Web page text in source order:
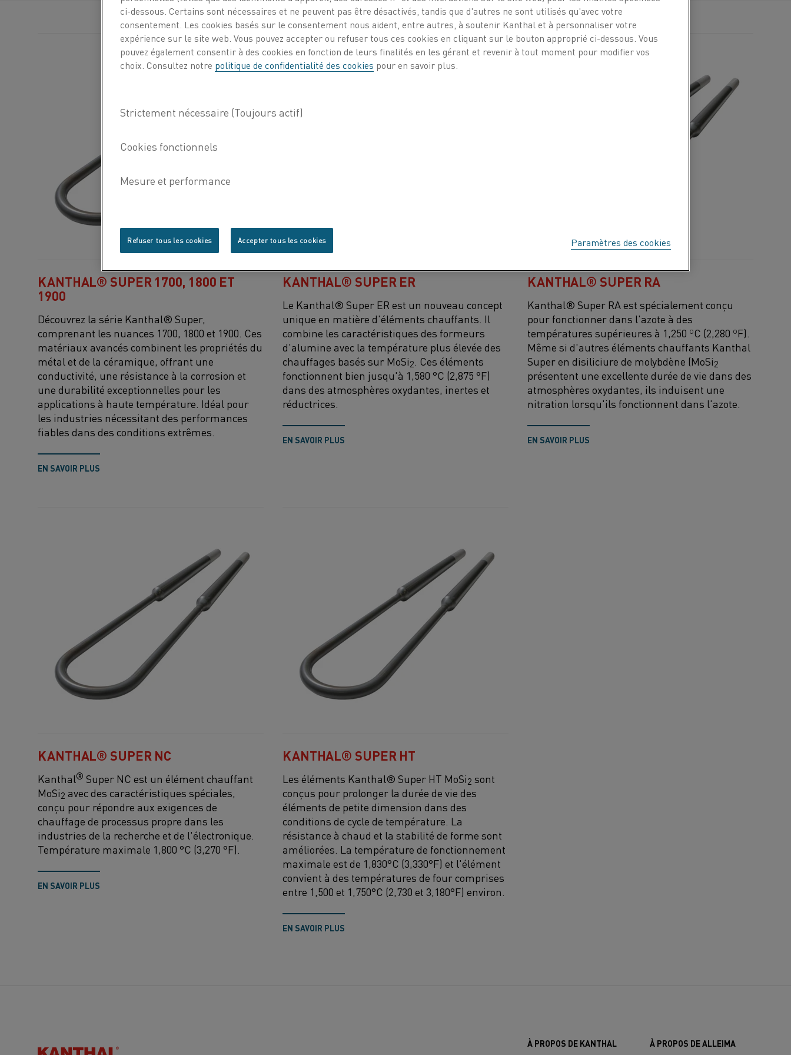
KANTHAL® SUPER 1700, 1800 ET
1900
Découvrez la série Kanthal® Super,
comprenant les nuances 1700, 1800 et 1900. Ces
matériaux avancés combinent les propriétés du
métal et de la céramique, offrant une
conductivité, une résistance à la corrosion et
une durabilité exceptionnelles pour les
applications à haute température. Idéal pour
les industries nécessitant des performances
fiables dans des conditions extrêmes.
EN SAVOIR PLUS
KANTHAL® SUPER ER
Le Kanthal® Super ER est un nouveau concept
unique en matière d'éléments chauffants. Il
combine les caractéristiques des formeurs
d'alumine avec la température plus élevée des
chauffages basés sur MoSi2 . Ces éléments
fonctionnent bien jusqu'à 1,580 °C (2,875 °F)
dans des atmosphères oxydantes, inertes et
réductrices.
EN SAVOIR PLUS
KANTHAL® SUPER RA
Kanthal® Super RA est spécialement conçu
pour fonctionner dans l'azote à des
températures supérieures à 1,250 ºC (2,280 ºF).
Même si d'autres éléments chauffants Kanthal
Super en disiliciure de molybdène (MoSi2
présentent une excellente durée de vie dans des
atmosphères oxydantes, ils induisent une
nitration lorsqu'ils fonctionnent dans l'azote.
EN SAVOIR PLUS
KANTHAL® SUPER NC
Kanthal® Super NC est un élément chauffant
MoSi2 avec des caractéristiques spéciales,
conçu pour répondre aux exigences de
chauffage de processus propre dans les
industries de la recherche et de l'électronique.
Température maximale 1,800 °C (3,270 °F).
EN SAVOIR PLUS
KANTHAL® SUPER HT
Les éléments Kanthal® Super HT MoSi2 sont
conçus pour prolonger la durée de vie des
éléments de petite dimension dans des
conditions de cycle de température. La
résistance à chaud et la stabilité de forme sont
améliorées. La température de fonctionnement
maximale est de 1,830°C (3,330°F) et l'élément
convient à des températures de four comprises
entre 1,500 et 1,750°C (2,730 et 3,180°F) environ.
EN SAVOIR PLUS
À PROPOS DE KANTHAL À PROPOS DE ALLEIMA
ci-dessous. Certains sont nécessaires et ne peuvent pas être désactivés, tandis que d'autres ne sont utilisés qu'avec votre
consentement. Les cookies basés sur le consentement nous aident, entre autres, à soutenir Kanthal et à personnaliser votre
expérience sur le site web. Vous pouvez accepter ou refuser tous ces cookies en cliquant sur le bouton approprié ci-dessous. Vous
pouvez également consentir à des cookies en fonction de leurs finalités en les gérant et revenir à tout moment pour modifier vos
choix. Consultez notre politique de confidentialité des cookies pour en savoir plus.
Paramètres des cookies
Refuser tous les cookies Accepter tous les cookies